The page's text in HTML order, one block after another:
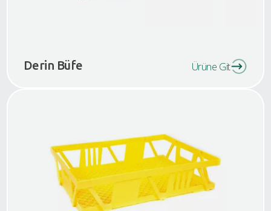
Derin Büfe Ürüne Git